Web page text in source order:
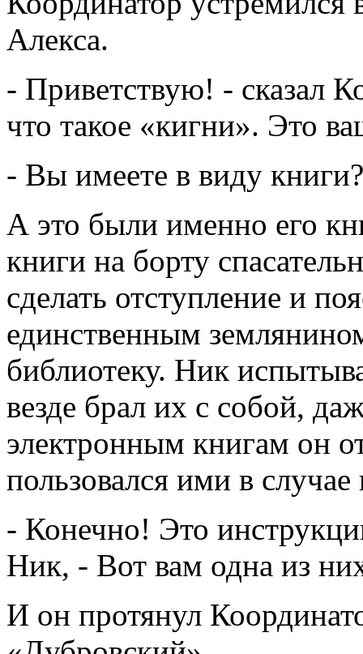
Алекса.
- Приветствую! - сказал
что такое «кигни». Это
- Вы имеете в виду
А это были именно его
книги на борту
сделать отступление и
единственным
библиотеку. Ник
везде брал их с собой,
электронным книгам он
пользовался ими в
- Конечно! Это
Ник, - Вот вам одна из
И он протянул